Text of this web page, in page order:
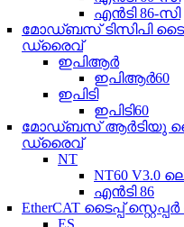
എൻ‌ടി 86-സി
മോഡ്ബസ് ടിസിപി ടൈപ്പ്
ഡ്രൈവ്
ഇപിആർ
ഇപിആർ60
ഇപിടി
ഇപിടി60
മോഡ്ബസ് ആർടിയു
ഡ്രൈവ്
NT
NT60 V3.0
എൻ‌ടി 86
EtherCAT ടൈപ്പ്
ES